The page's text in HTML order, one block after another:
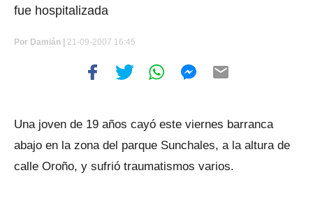
fue hospitalizada
Por Damián | 21-09-2007 16:45
Una joven de 19 años cayó este viernes barranca
abajo en la zona del parque Sunchales, a la altura de
calle Oroño, y sufrió traumatismos varios.